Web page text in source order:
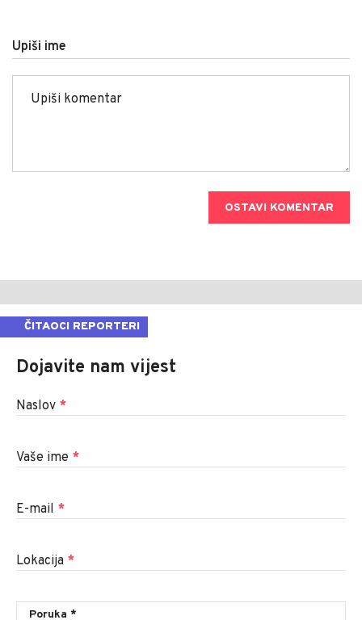
Upiši ime
OSTAVI KOMENTAR
ČITAOCI REPORTERI
Dojavite nam vijest
Naslov *
Vaše ime *
E-mail *
Lokacija *